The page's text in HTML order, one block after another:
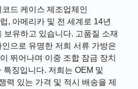
드 케이스 제조업체인
, 아메리카 및 전 세계로 14년
보유하고 있습니다. 고품질 소재
으로 유명한 저희 서류 가방은
뛰어나며 이중 조합 잠금 장치
특징입니다. 저희는 OEM 및
력 있는 가격 및 적시 배송을 제